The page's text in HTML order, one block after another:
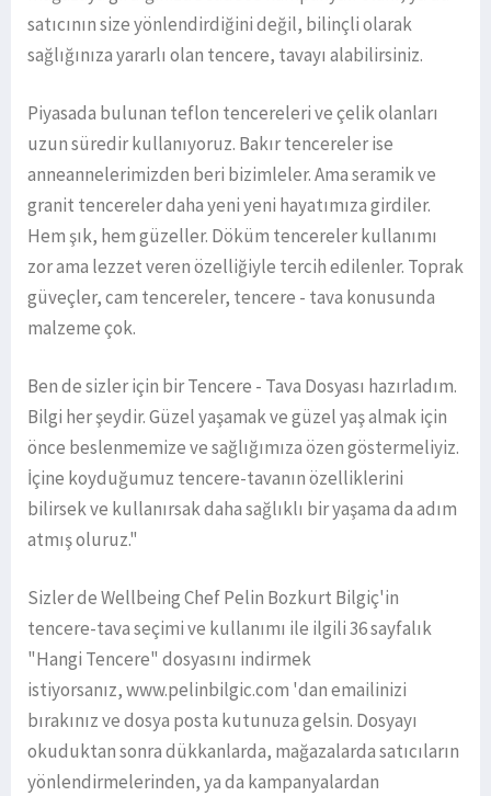
satıcının size yönlendirdiğini değil, bilinçli olarak
sağlığınıza yararlı olan tencere, tavayı alabilirsiniz.
Piyasada bulunan teflon tencereleri ve çelik olanları
uzun süredir kullanıyoruz. Bakır tencereler ise
anneannelerimizden beri bizimleler. Ama seramik ve
granit tencereler daha yeni yeni hayatımıza girdiler.
Hem şık, hem güzeller. Döküm tencereler kullanımı
zor ama lezzet veren özelliğiyle tercih edilenler. Toprak
güveçler, cam tencereler, tencere - tava konusunda
malzeme çok.
Ben de sizler için bir Tencere - Tava Dosyası hazırladım.
Bilgi her şeydir. Güzel yaşamak ve güzel yaş almak için
önce beslenmemize ve sağlığımıza özen göstermeliyiz.
İçine koyduğumuz tencere-tavanın özelliklerini
bilirsek ve kullanırsak daha sağlıklı bir yaşama da adım
atmış oluruz."
Sizler de Wellbeing Chef Pelin Bozkurt Bilgiç'in
tencere-tava seçimi ve kullanımı ile ilgili 36 sayfalık
"Hangi Tencere" dosyasını indirmek
istiyorsanız, www.pelinbilgic.com 'dan emailinizi
bırakınız ve dosya posta kutunuza gelsin. Dosyayı
okuduktan sonra dükkanlarda, mağazalarda satıcıların
yönlendirmelerinden, ya da kampanyalardan